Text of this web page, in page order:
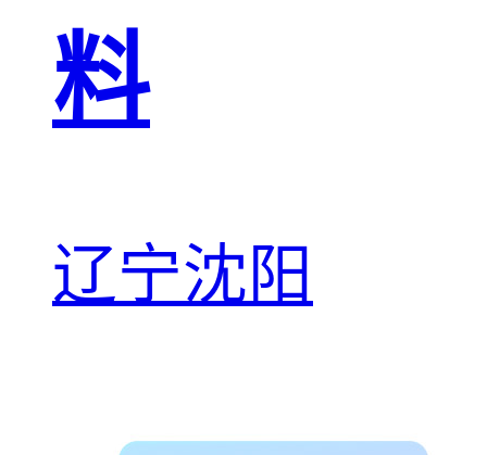
料
辽宁沈阳